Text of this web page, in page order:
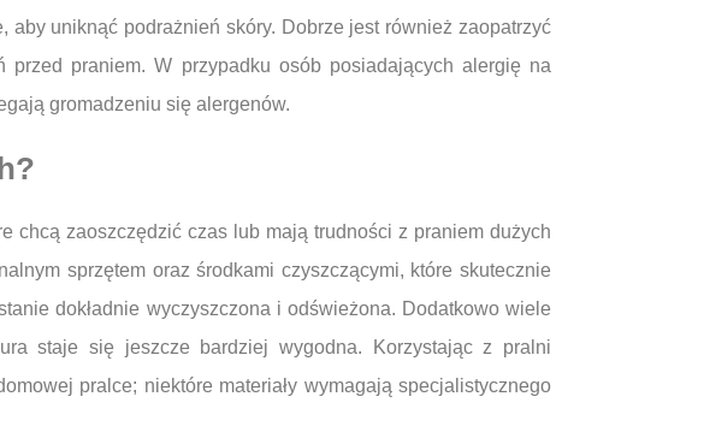
uniknąć podrażnień skóry. Dobrze jest również zaopatrzyć
praniem. W przypadku osób posiadających alergię na
gromadzeniu się alergenów.
chcą zaoszczędzić czas lub mają trudności z praniem dużych
sprzętem oraz środkami czyszczącymi, które skutecznie
dokładnie wyczyszczona i odświeżona. Dodatkowo wiele
staje się jeszcze bardziej wygodna. Korzystając z pralni
pralce; niektóre materiały wymagają specjalistycznego